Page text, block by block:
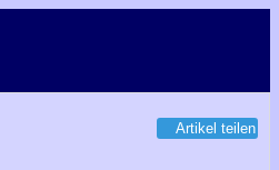
Artikel teilen